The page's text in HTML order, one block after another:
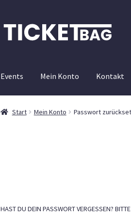
Zur
Navigation
Zum
Events Mein Konto Kontakt
Start Mein Konto Passwort
HAST DU DEIN PASSWORT VERGESSEN?